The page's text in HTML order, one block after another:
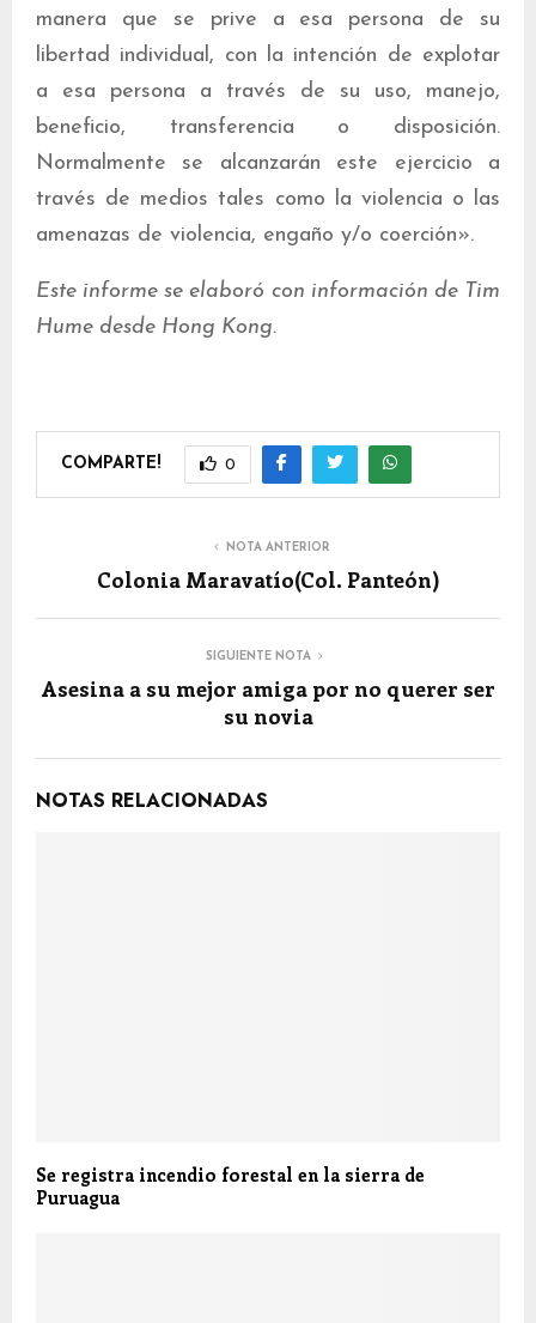
manera que se prive a esa persona de su
libertad individual, con la intención de explotar
a esa persona a través de su uso, manejo,
beneficio, transferencia o disposición.
Normalmente se alcanzarán este ejercicio a
través de medios tales como la violencia o las
amenazas de violencia, engaño y/o coerción».
Este informe se elaboró con información de Tim
Hume desde Hong Kong.
COMPARTE! 0
NOTA ANTERIOR
Colonia Maravatío(Col. Panteón)
SIGUIENTE NOTA
Asesina a su mejor amiga por no querer ser
su novia
NOTAS RELACIONADAS
Se registra incendio forestal en la sierra de
Puruagua